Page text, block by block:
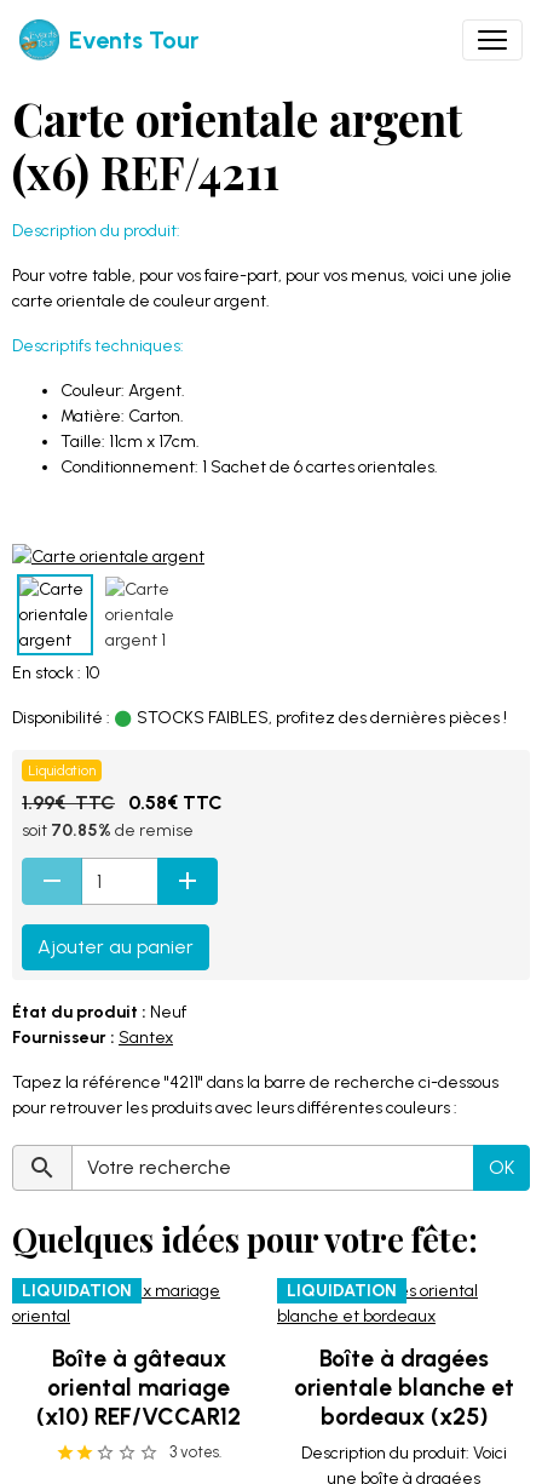
Events Tour
Carte orientale argent
(x6) REF/4211
Description du produit:
Pour votre table, pour vos faire-part, pour vos menus, voici une jolie
carte orientale de couleur argent.
Descriptifs techniques:
Couleur: Argent.
Matière: Carton.
Taille: 11cm x 17cm.
Conditionnement: 1 Sachet de 6 cartes orientales.
En stock : 10
Disponibilité : STOCKS FAIBLES, profitez des dernières pièces !
Liquidation
1.99€ TTC 0.58€ TTC
soit 70.85% de remise
Ajouter au panier
État du produit : Neuf
Fournisseur : Santex
Tapez la référence "4211" dans la barre de recherche ci-dessous
pour retrouver les produits avec leurs différentes couleurs :
OK
Quelques idées pour votre fête:
LIQUIDATION
Boîte à gâteaux
oriental mariage
(x10) REF/VCCAR12
3 votes.
LIQUIDATION
Boîte à dragées
orientale blanche et
bordeaux (x25)
Description du produit: Voici
une boîte à dragées